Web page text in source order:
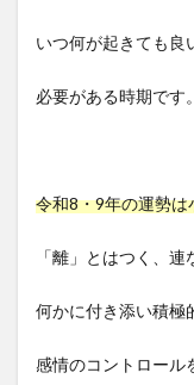
いつ何が起きても良
必要がある時期です。
令和8・9年の運勢
「離」とはつく、連
何かに付き添い積極
感情のコントロール